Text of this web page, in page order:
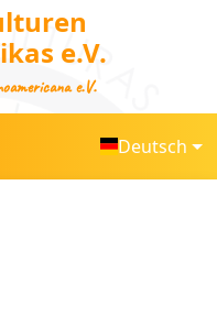
e.V.
e.V.
Deutsch